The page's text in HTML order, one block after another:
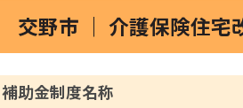
交野市 ｜ 介護保険住宅
補助金制度名称